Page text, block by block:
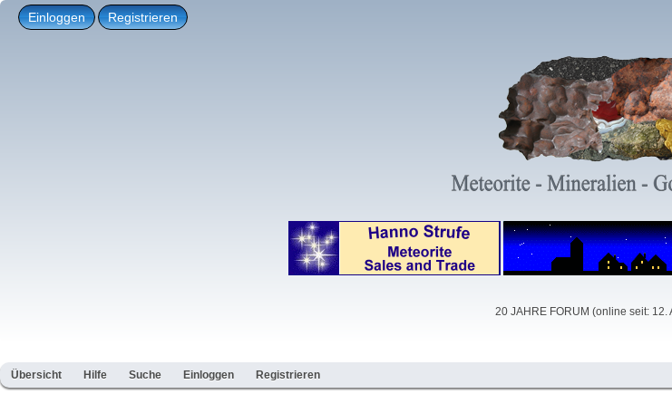
Einloggen Registrieren
20 JAHRE FORUM (online seit: 12.
Übersicht Hilfe Suche Einloggen Registrieren